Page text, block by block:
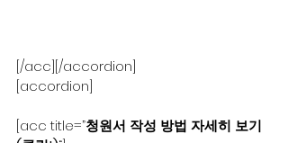
[/acc][/accordion]
[accordion]
[acc title=”청원서 작성 방법 자세히 보기